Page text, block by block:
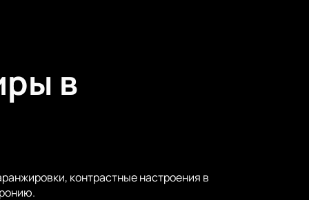
в
контрастные настроения в